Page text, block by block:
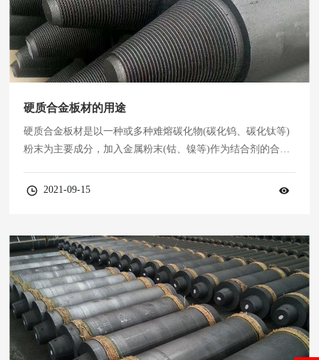
硬质合金板材的用途
硬质合金板材是以一种或多种难熔碳化物(碳化钨、碳化钛等)
粉末为主要成分，加入金属粉末(钴、镍等)作为结合剂的合
不受冲击和振动影响的冷作模具、量具和高耐磨零件。
0℃的温度下也基本保持不变，仍 1000℃硬度高。硬质合金板
材广
2021-09-15